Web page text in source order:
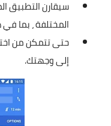
سيقارن التطبيق
المختلفة ، بما
حتى تتمكن من
إلى وجهتك.